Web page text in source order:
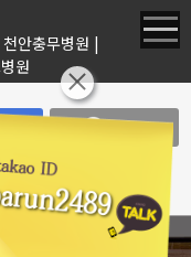
안충무병원 |
원
커뮤니티